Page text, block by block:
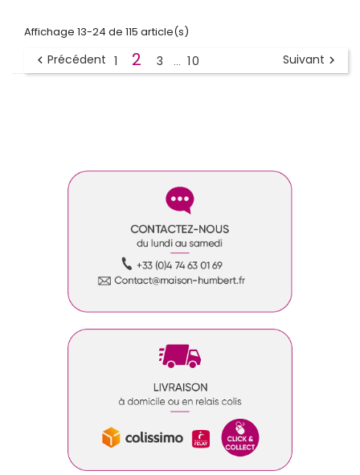
Affichage 13-24 de 115 article(s)
 Précédent 1 2 3 … 10 Suivant 